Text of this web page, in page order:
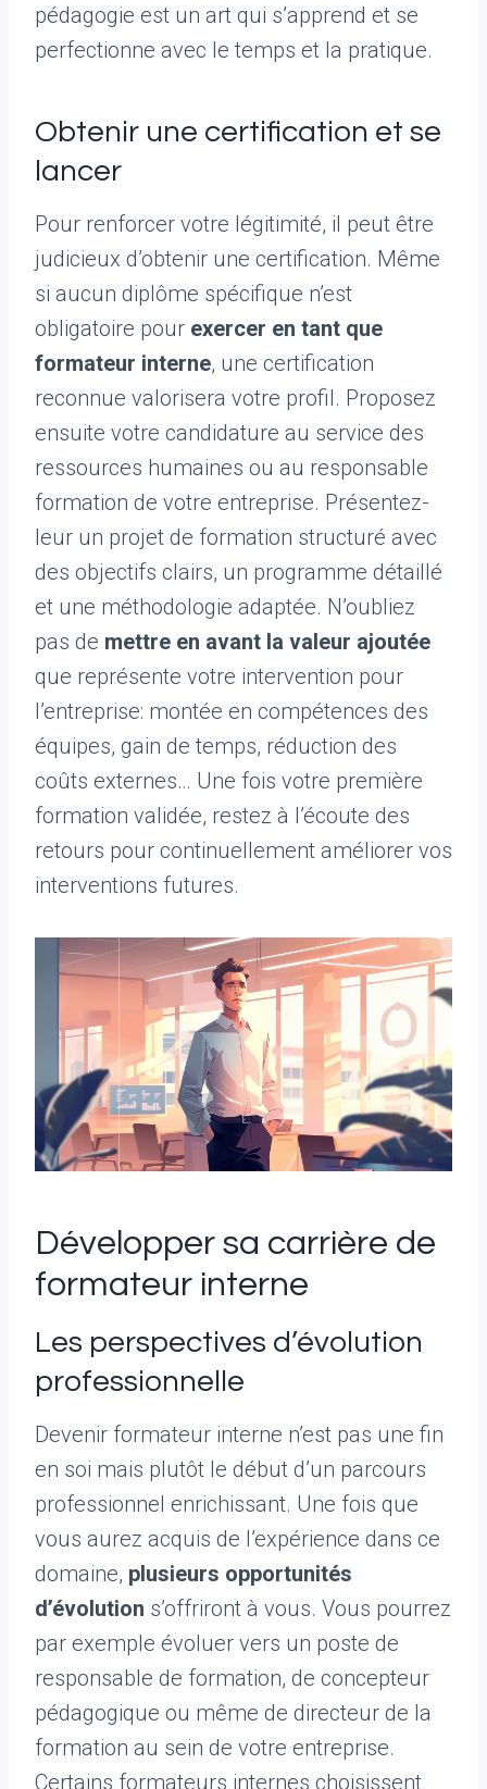
pédagogie est un art qui s’apprend et se
perfectionne avec le temps et la pratique.
Obtenir une certification et se
lancer
Pour renforcer votre légitimité, il peut être
judicieux d’obtenir une certification. Même
si aucun diplôme spécifique n’est
obligatoire pour exercer en tant que
formateur interne, une certification
reconnue valorisera votre profil. Proposez
ensuite votre candidature au service des
ressources humaines ou au responsable
formation de votre entreprise. Présentez-
leur un projet de formation structuré avec
des objectifs clairs, un programme détaillé
et une méthodologie adaptée. N’oubliez
pas de mettre en avant la valeur ajoutée
que représente votre intervention pour
l’entreprise: montée en compétences des
équipes, gain de temps, réduction des
coûts externes… Une fois votre première
formation validée, restez à l’écoute des
retours pour continuellement améliorer vos
interventions futures.
Développer sa carrière de
formateur interne
Les perspectives d’évolution
professionnelle
Devenir formateur interne n’est pas une fin
en soi mais plutôt le début d’un parcours
professionnel enrichissant. Une fois que
vous aurez acquis de l’expérience dans ce
domaine, plusieurs opportunités
d’évolution s’offriront à vous. Vous pourrez
par exemple évoluer vers un poste de
responsable de formation, de concepteur
pédagogique ou même de directeur de la
formation au sein de votre entreprise.
Certains formateurs internes choisissent